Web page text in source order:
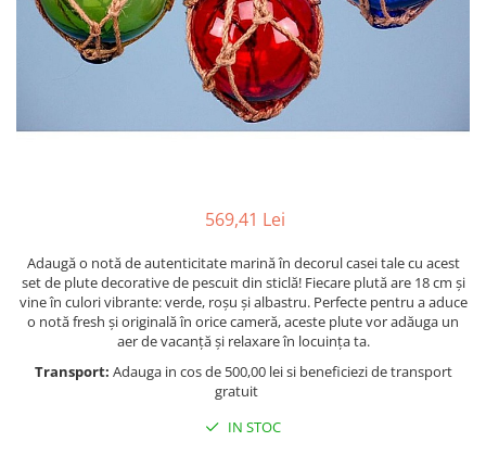
Barci, vapoare, ambarcatiuni
Tablouri
569,41 Lei
Adaugă o notă de autenticitate marină în decorul casei tale cu acest
set de plute decorative de pescuit din sticlă! Fiecare plută are 18 cm și
vine în culori vibrante: verde, roșu și albastru. Perfecte pentru a aduce
o notă fresh și originală în orice cameră, aceste plute vor adăuga un
aer de vacanță și relaxare în locuința ta.
Transport: Adauga in cos de 500,00 lei si beneficiezi de transport
gratuit
IN STOC